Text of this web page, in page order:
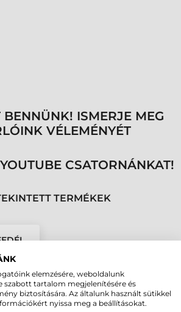
BENNÜNK! ISMERJE MEG
VÉLEMÉNYÉT
CSATORNÁNKAT!
TERMÉKEK
elemzésére, weboldalunk
szabott tartalom megjelenítésére és
biztosítására. Az általunk használt sütikkel
nyissa meg a beállításokat.